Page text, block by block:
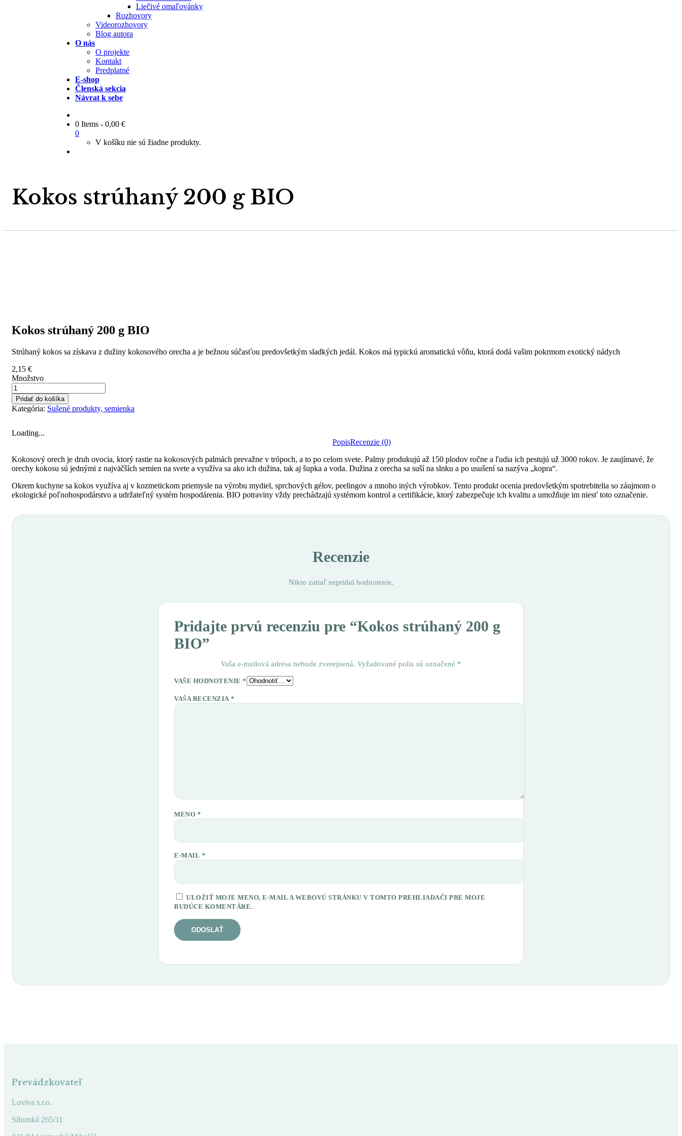
Liečivé omaľovánky
Rozhovory
Videorozhovory
Blog autora
O nás
O projekte
Kontakt
Predplatné
E-shop
Členská sekcia
Návrat k sebe
0 Items - 0,00 €
0
V košíku nie sú žiadne produkty.
Kokos strúhaný 200 g BIO
Kokos strúhaný 200 g BIO
Strúhaný kokos sa získava z dužiny kokosového orecha a je bežnou súčasťou predovšetkým sladkých jedál. Kokos má typickú aromatickú vôňu, ktorá dodá vašim pokrmom exotický nádych
2,15 €
Množstvo
Pridať do košíka
Kategória: Sušené produkty, semienka
Loading...
PopisRecenzie (0)
Kokosový orech je druh ovocia, ktorý rastie na kokosových palmách prevažne v trópoch, a to po celom svete. Palmy produkujú až 150 plodov ročne a ľudia ich pestujú už 3000 rokov. Je zaujímavé, že
orechy kokosu sú jednými z najväčších semien na svete a využíva sa ako ich dužina, tak aj šupka a voda. Dužina z orecha sa suší na slnku a po usušení sa nazýva „kopra“.
Okrem kuchyne sa kokos využíva aj v kozmetickom priemysle na výrobu mydiel, sprchových gélov, peelingov a mnoho iných výrobkov. Tento produkt ocenia predovšetkým spotrebitelia so záujmom o
ekologické poľnohospodárstvo a udržateľný systém hospodárenia. BIO potraviny vždy prechádzajú systémom kontrol a certifikácie, ktorý zabezpečuje ich kvalitu a umožňuje im niesť toto označenie.
Recenzie
Nikto zatiaľ nepridal hodnotenie.
Pridajte prvú recenziu pre “Kokos strúhaný 200 g
BIO”
Vaša e-mailová adresa nebude zverejnená. Vyžadované polia sú označené *
VAŠE HODNOTENIE *
VAŠA RECENZIA *
MENO *
E-MAIL *
ULOŽIŤ MOJE MENO, E-MAIL A WEBOVÚ STRÁNKU V TOMTO PREHLIADAČI PRE MOJE
BUDÚCE KOMENTÁRE.
Prevádzkovateľ
Luviva s.r.o.
Sihotská 265/11